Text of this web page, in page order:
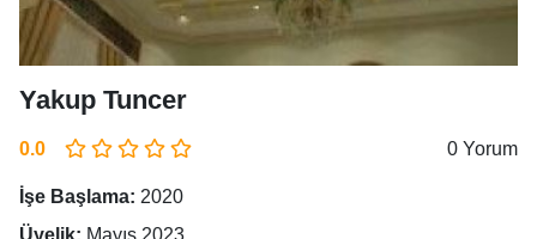
Yakup Tuncer
0.0 0 Yorum
İşe Başlama: 2020
Üyelik: Mayıs 2023